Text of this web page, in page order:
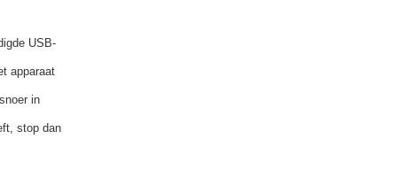
USB-
apparaat
in
stop dan